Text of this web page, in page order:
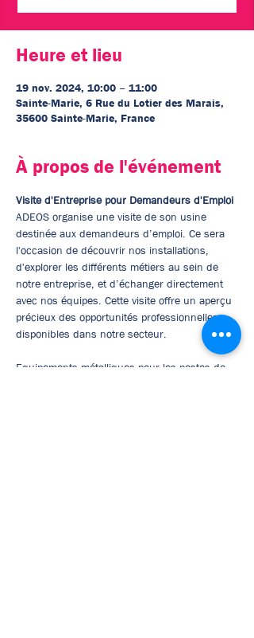
Heure et lieu
19 nov. 2024, 10:00 – 11:00
Sainte-Marie, 6 Rue du Lotier des Marais,
35600 Sainte-Marie, France
À propos de l'événement
Visite d'Entreprise pour Demandeurs d'Emploi
ADEOS organise une visite de son usine
destinée aux demandeurs d’emploi. Ce sera
l'occasion de découvrir nos installations,
d'explorer les différents métiers au sein de
notre entreprise, et d’échanger directement
avec nos équipes. Cette visite offre un aperçu
précieux des opportunités professionnelles
disponibles dans notre secteur.
Equipements métalliques pour les postes de